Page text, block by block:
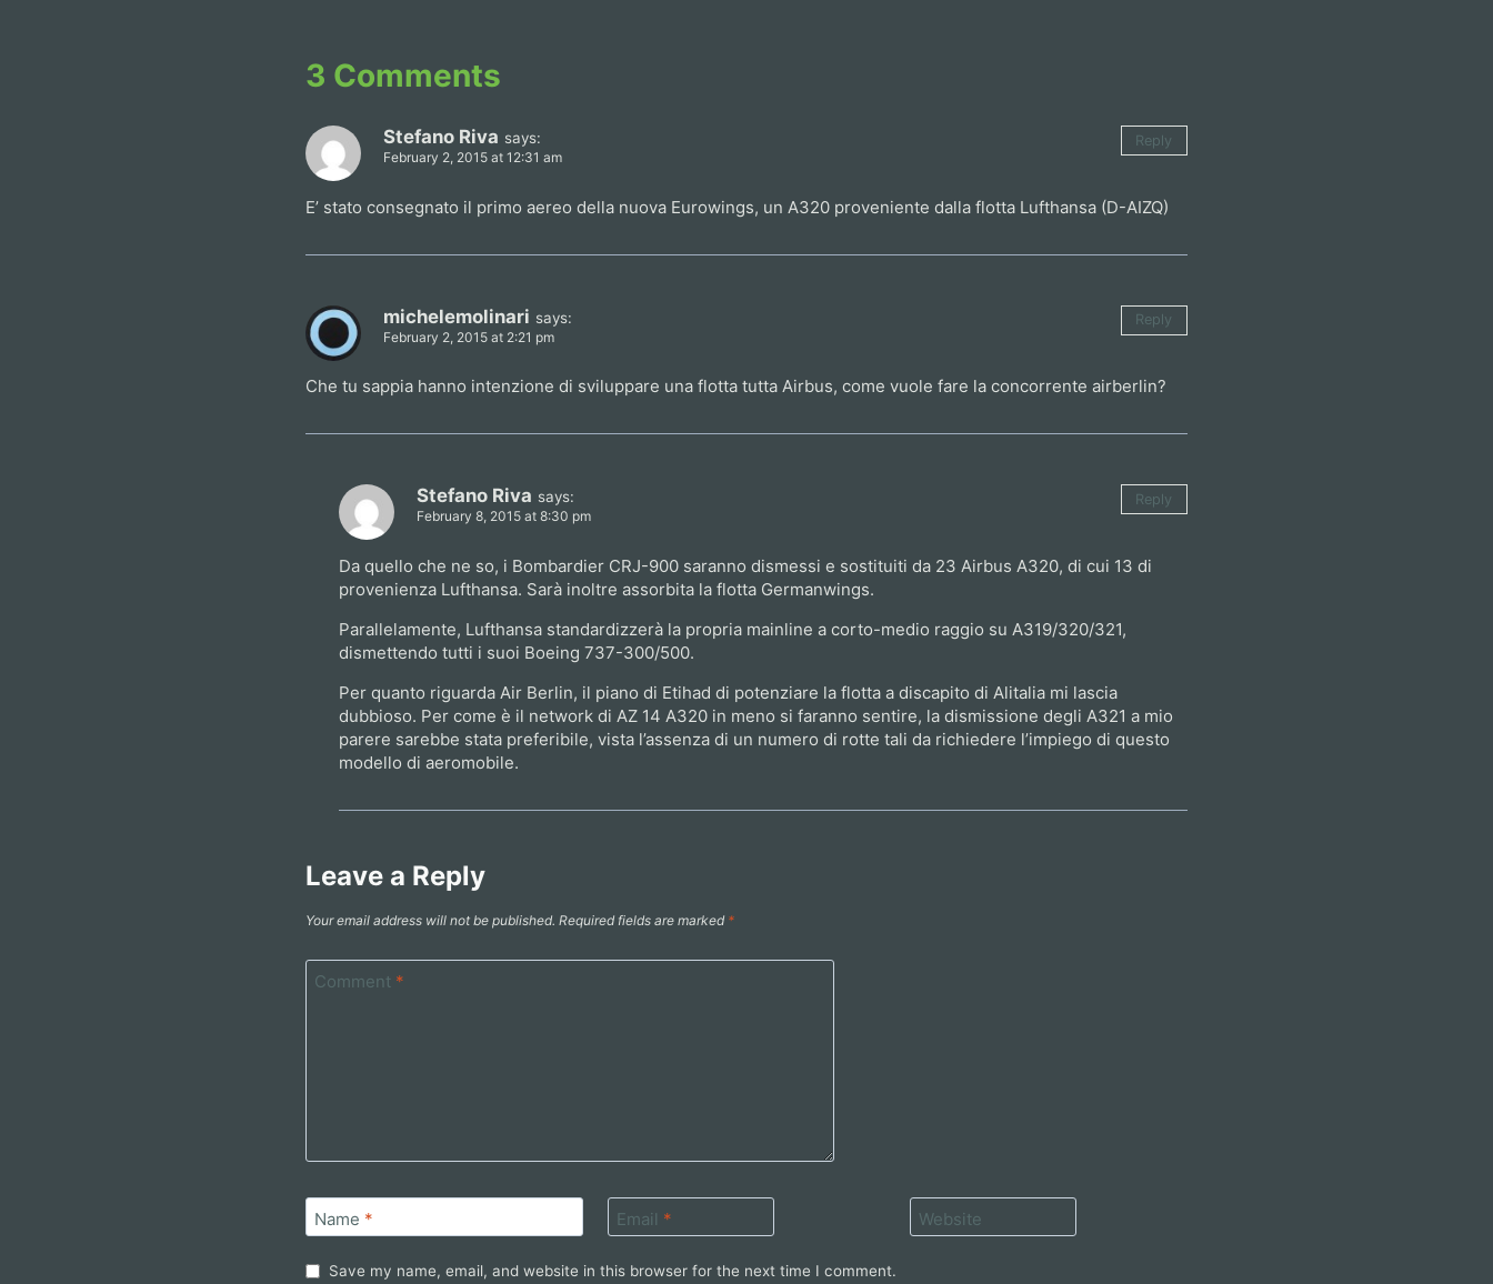
3 Comments
Stefano Riva says:
February 2, 2015 at 12:31 am
E’ stato consegnato il primo aereo della nuova Eurowings, un A320 proveniente dalla flotta Lufthansa (D-AIZQ)
Reply
michelemolinari says:
February 2, 2015 at 2:21 pm
Che tu sappia hanno intenzione di sviluppare una flotta tutta Airbus, come vuole fare la concorrente airberlin?
Reply
Stefano Riva says:
February 8, 2015 at 8:30 pm
Da quello che ne so, i Bombardier CRJ-900 saranno dismessi e sostituiti da 23 Airbus A320, di cui 13 di
provenienza Lufthansa. Sarà inoltre assorbita la flotta Germanwings.
Parallelamente, Lufthansa standardizzerà la propria mainline a corto-medio raggio su A319/320/321,
dismettendo tutti i suoi Boeing 737-300/500.
Per quanto riguarda Air Berlin, il piano di Etihad di potenziare la flotta a discapito di Alitalia mi lascia
dubbioso. Per come è il network di AZ 14 A320 in meno si faranno sentire, la dismissione degli A321 a mio
parere sarebbe stata preferibile, vista l’assenza di un numero di rotte tali da richiedere l’impiego di questo
modello di aeromobile.
Reply
Leave a Reply
Your email address will not be published. Required fields are marked *
Comment *
Name * Email * Website
Save my name, email, and website in this browser for the next time I comment.